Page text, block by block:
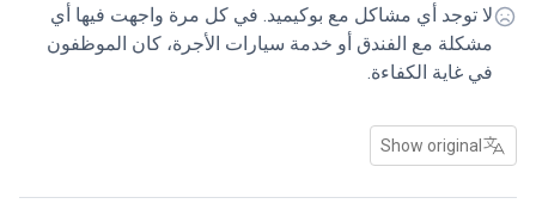
توجد أي مشاكل مع بوكيميد. في كل مرة واجهت فيها أي
مع الفندق أو خدمة سيارات الأجرة، كان الموظفون
غاية الكفاءة.
Show original